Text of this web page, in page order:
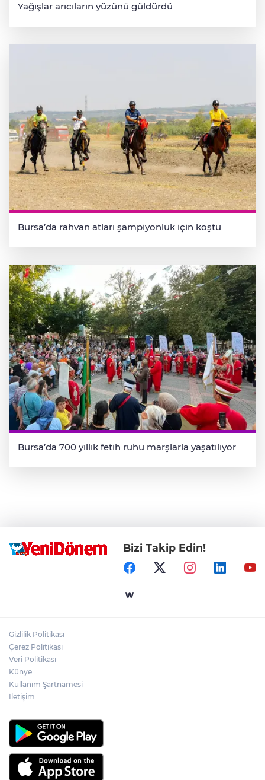
Yağışlar arıcıların yüzünü güldürdü
Bursa’da rahvan atları şampiyonluk için koştu
Bursa’da 700 yıllık fetih ruhu marşlarla yaşatılıyor
Bizi Takip Edin!
Gizlilik Politikası
Çerez Politikası
Veri Politikası
Künye
Kullanım Şartnamesi
İletişim